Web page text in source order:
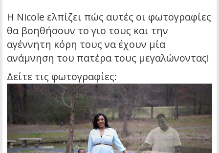
H Nicole ελπίζει πώς αυτές οι φωτογραφίες
θα βοηθήσουν το γιο τους και την
αγέννητη κόρη τους να έχουν μία
ανάμνηση του πατέρα τους μεγαλώνοντας!
Δείτε τις φωτογραφίες: